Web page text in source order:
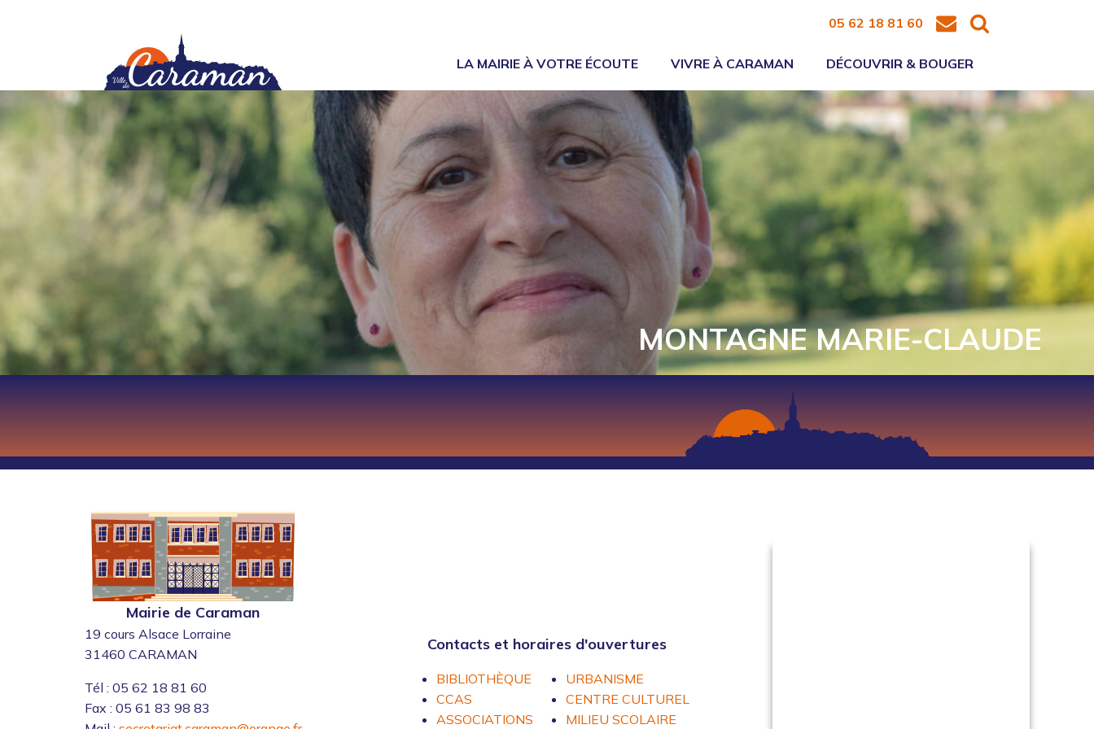
05 62 18 81 60
LA MAIRIE À VOTRE ÉCOUTE VIVRE À CARAMAN DÉCOUVRIR & BOUGER
MONTAGNE MARIE-CLAUDE
Mairie de Caraman
19 cours Alsace Lorraine
31460 CARAMAN
Tél : 05 62 18 81 60
Fax : 05 61 83 98 83
Contacts et horaires d'ouvertures
BIBLIOTHÈQUE
CCAS
ASSOCIATIONS
URBANISME
CENTRE CULTUREL
MILIEU SCOLAIRE